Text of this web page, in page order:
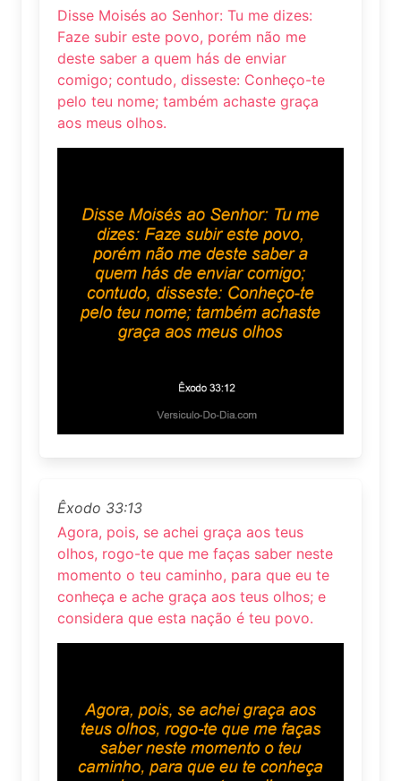
Disse Moisés ao Senhor: Tu me dizes:
Faze subir este povo, porém não me
deste saber a quem hás de enviar
comigo; contudo, disseste: Conheço-te
pelo teu nome; também achaste graça
aos meus olhos.
Êxodo 33:13
Agora, pois, se achei graça aos teus
olhos, rogo-te que me faças saber neste
momento o teu caminho, para que eu te
conheça e ache graça aos teus olhos; e
considera que esta nação é teu povo.